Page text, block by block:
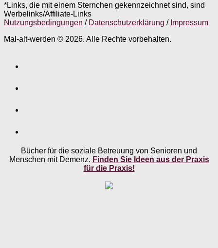
*Links, die mit einem Sternchen gekennzeichnet sind, sind
Werbelinks/Affiliate-Links
Nutzungsbedingungen / Datenschutzerklärung / Impressum
Mal-alt-werden © 2026. Alle Rechte vorbehalten.
Bücher für die soziale Betreuung von Senioren und
Menschen mit Demenz. Finden Sie Ideen aus der Praxis
für die Praxis!